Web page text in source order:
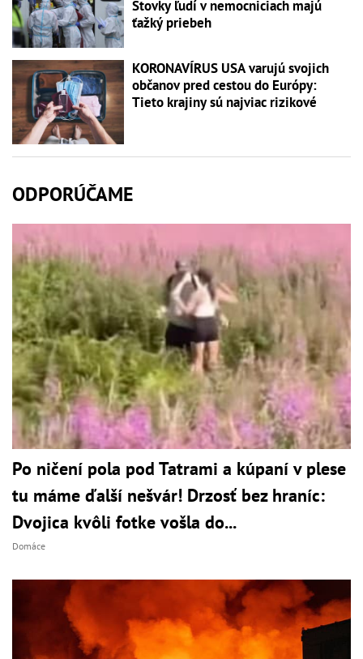
Stovky ľudí v nemocniciach majú
ťažký priebeh
KORONAVÍRUS USA varujú svojich
občanov pred cestou do Európy:
Tieto krajiny sú najviac rizikové
ODPORÚČAME
Po ničení pola pod Tatrami a kúpaní v plese
tu máme ďalší nešvár! Drzosť bez hraníc:
Dvojica kvôli fotke vošla do...
Domáce